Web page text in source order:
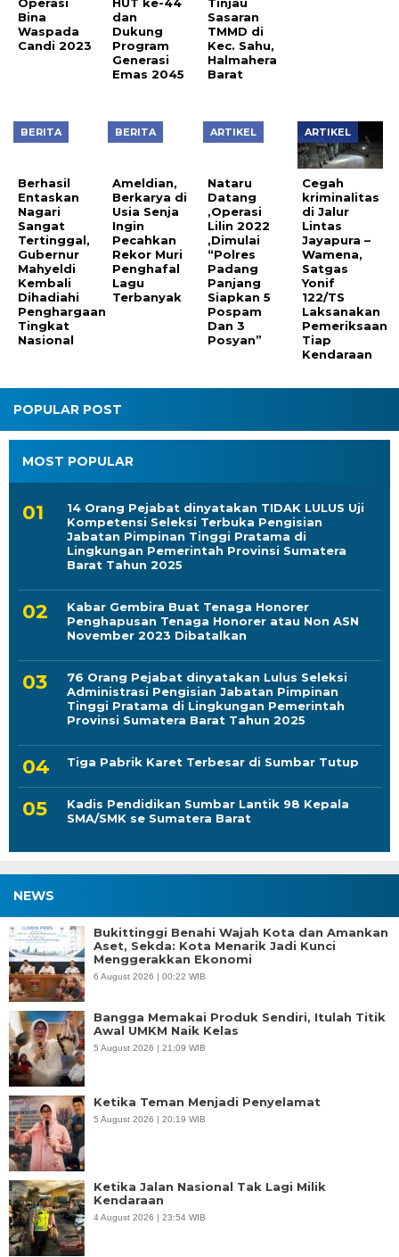
Candi 2023
dan
Dukung
Program
Generasi
Emas 2045
Sasaran
TMMD di
Kec. Sahu,
Halmahera
Barat
BERITA
Berhasil
Entaskan
Nagari
Sangat
Tertinggal,
Gubernur
Mahyeldi
Kembali
Dihadiahi
Penghargaan
Tingkat
Nasional
BERITA
Ameldian,
Ingin
Pecahkan
Rekor Muri
Penghafal
Lagu
Terbanyak
ARTIKEL
Nataru
Lilin 2022
,Dimulai
“Polres
Padang
Panjang
Siapkan 5
Pospam
Dan 3
Posyan”
ARTIKEL
Cegah
kriminalitas
di Jalur
Lintas
Jayapura –
Wamena,
Satgas
Yonif
122/TS
Laksanakan
Pemeriksaan
Tiap
Kendaraan
POPULAR POST
MOST POPULAR
14 Orang Pejabat dinyatakan TIDAK LULUS Uji
Kompetensi Seleksi Terbuka Pengisian
Jabatan Pimpinan Tinggi Pratama di
Lingkungan Pemerintah Provinsi Sumatera
Barat Tahun 2025
Kabar Gembira Buat Tenaga Honorer
Penghapusan Tenaga Honorer atau Non ASN
November 2023 Dibatalkan
76 Orang Pejabat dinyatakan Lulus Seleksi
Administrasi Pengisian Jabatan Pimpinan
Tinggi Pratama di Lingkungan Pemerintah
Provinsi Sumatera Barat Tahun 2025
Tiga Pabrik Karet Terbesar di Sumbar Tutup
Kadis Pendidikan Sumbar Lantik 98 Kepala
SMA/SMK se Sumatera Barat
NEWS
Bukittinggi Benahi Wajah Kota dan Amankan
Aset, Sekda: Kota Menarik Jadi Kunci
Menggerakkan Ekonomi
6 August 2026 | 00:22 WIB
Bangga Memakai Produk Sendiri, Itulah Titik
Awal UMKM Naik Kelas
5 August 2026 | 21:09 WIB
Ketika Teman Menjadi Penyelamat
5 August 2026 | 20:19 WIB
Ketika Jalan Nasional Tak Lagi Milik
Kendaraan
4 August 2026 | 23:54 WIB